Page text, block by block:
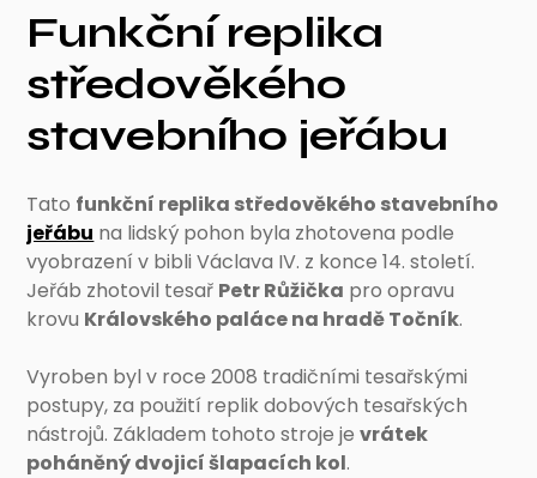
Funkční replika
středověkého
stavebního jeřábu
Tato funkční replika středověkého stavebního
jeřábu na lidský pohon byla zhotovena podle
vyobrazení v bibli Václava IV. z konce 14. století.
Jeřáb zhotovil tesař Petr Růžička pro opravu
krovu Královského paláce na hradě Točník.
Vyroben byl v roce 2008 tradičními tesařskými
postupy, za použití replik dobových tesařských
nástrojů. Základem tohoto stroje jevrátek
poháněný dvojicí šlapacích kol.